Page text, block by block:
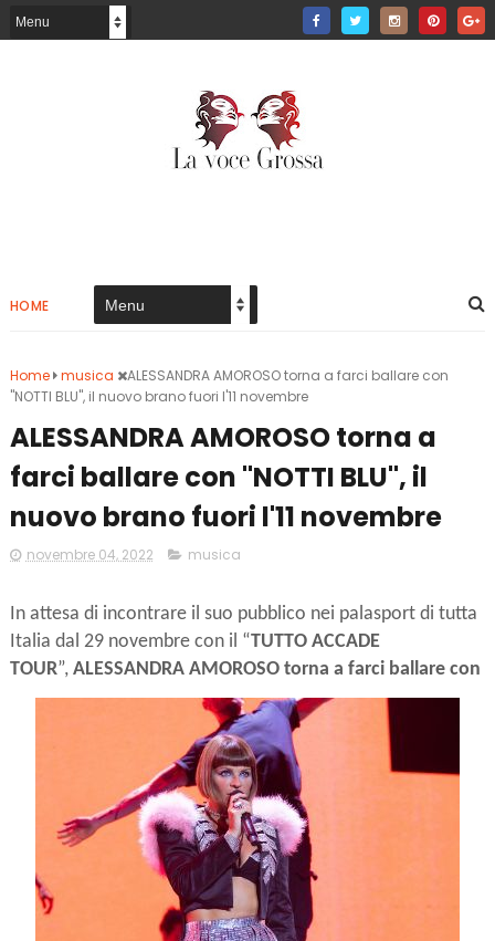
HOME
Home musica
ALESSANDRA AMOROSO torna a farci ballare con
"NOTTI BLU", il nuovo brano fuori l'11 novembre
ALESSANDRA AMOROSO torna a
farci ballare con "NOTTI BLU", il
nuovo brano fuori l'11 novembre
novembre 04, 2022 musica
In attesa di incontrare il suo pubblico nei palasport di tutta
Italia dal 29 novembre con il “TUTTO ACCADE
TOUR”, ALESSANDRA AMOROSO torna a farci ballare con